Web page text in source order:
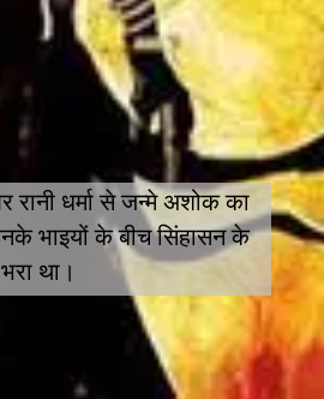
रानी धर्मा से जन्मे अशोक का
भाइयों के बीच सिंहासन के
था।